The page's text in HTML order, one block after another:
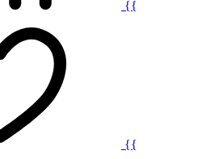
{{
{{